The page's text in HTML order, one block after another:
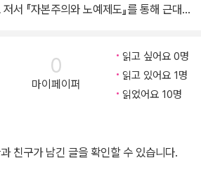
서 『자본주의와 노예제도』를 통해 근대
제의 세계사적 의미와 노예무역의 역사적
잔혹한 실태를 드러낸다. '이동 감옥'이
바
으로 운반했던 노예선. 실제로 어떤 모습
조원, 노예들의 생활을 자세히 들여다본
노예를 획득한 방법과 노예들이 경험한
. 노예무역으로 부를 쌓은 노예상인, 중개
0
마이페이퍼
읽고 싶어요 0명
읽고 있어요 1명
읽었어요 10명
친구가 남긴 글을 확인할 수 있습니다.